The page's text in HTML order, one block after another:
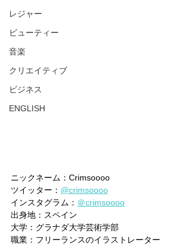
レジャー
ビューティー
音楽
クリエイティブ
ビジネス
ENGLISH
ニックネーム： Crimsoooo
ツイッター： @crimsoooo
インスタグラム： ＠crimsoooo
出身地：スペイン
大学：グラナダ大学芸術学部
職業：フリーランスのイラストレーター